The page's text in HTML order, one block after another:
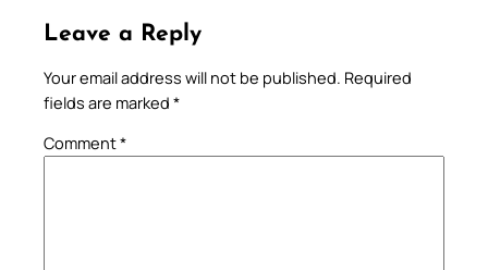
Leave a Reply
Your email address will not be published. Required
fields are marked *
Comment*